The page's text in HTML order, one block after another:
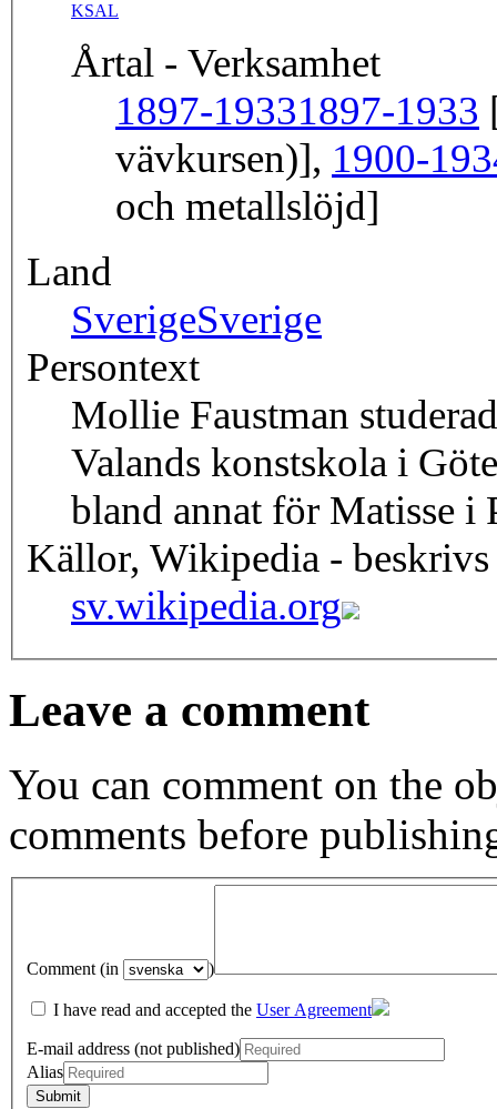
KSAL
Årtal - Verksamhet
1897-19331897-1933
vävkursen)], 1900-
och metallslöjd]
Land
SverigeSverige
Persontext
Mollie Faustman
Valands konstskola i
bland annat för Matisse i
Källor, Wikipedia - beskrivs
sv.wikipedia.org
Leave a comment
You can comment on the
comments before
Comment (in )
I have read and accepted the User Agreement
E-mail address (not published)
Alias